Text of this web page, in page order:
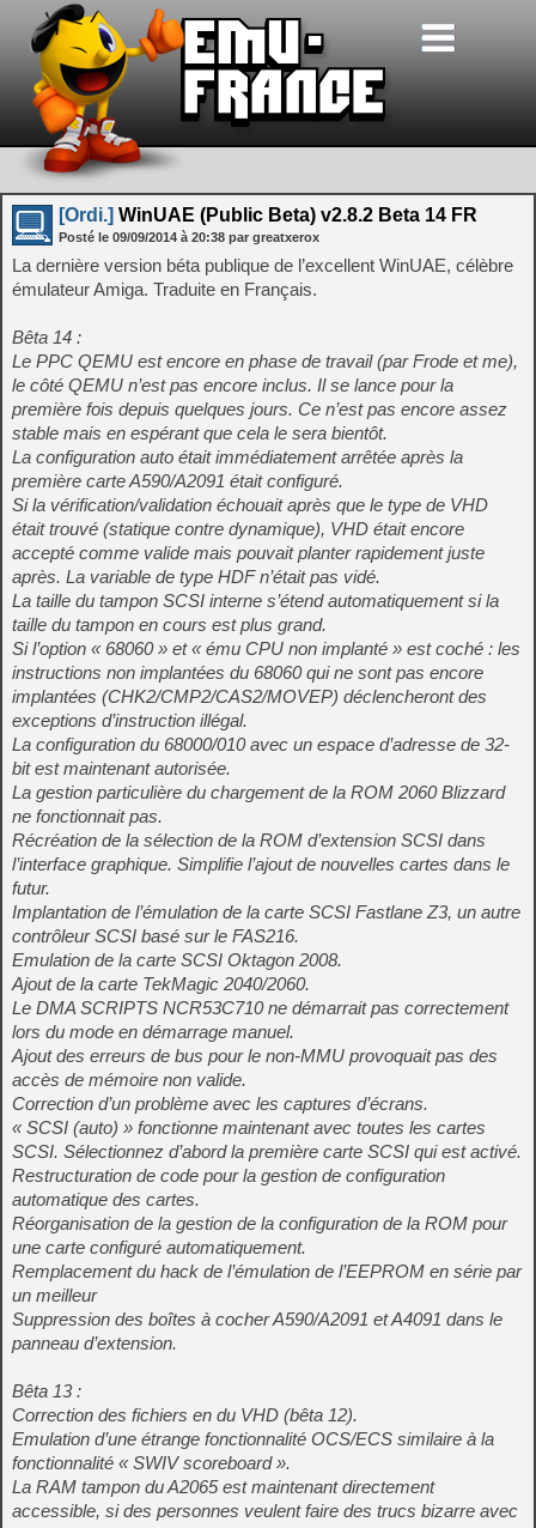
[Ordi.] WinUAE (Public Beta) v2.8.2 Beta 14 FR
Posté le 09/09/2014 à 20:38 par greatxerox
La dernière version béta publique de l’excellent WinUAE, célèbre
émulateur Amiga. Traduite en Français.
Bêta 14 :
Le PPC QEMU est encore en phase de travail (par Frode et me),
le côté QEMU n’est pas encore inclus. Il se lance pour la
première fois depuis quelques jours. Ce n’est pas encore assez
stable mais en espérant que cela le sera bientôt.
La configuration auto était immédiatement arrêtée après la
première carte A590/A2091 était configuré.
Si la vérification/validation échouait après que le type de VHD
était trouvé (statique contre dynamique), VHD était encore
accepté comme valide mais pouvait planter rapidement juste
après. La variable de type HDF n’était pas vidé.
La taille du tampon SCSI interne s’étend automatiquement si la
taille du tampon en cours est plus grand.
Si l’option « 68060 » et « ému CPU non implanté » est coché : les
instructions non implantées du 68060 qui ne sont pas encore
implantées (CHK2/CMP2/CAS2/MOVEP) déclencheront des
exceptions d’instruction illégal.
La configuration du 68000/010 avec un espace d’adresse de 32-
bit est maintenant autorisée.
La gestion particulière du chargement de la ROM 2060 Blizzard
ne fonctionnait pas.
Récréation de la sélection de la ROM d’extension SCSI dans
l’interface graphique. Simplifie l’ajout de nouvelles cartes dans le
futur.
Implantation de l’émulation de la carte SCSI Fastlane Z3, un autre
contrôleur SCSI basé sur le FAS216.
Emulation de la carte SCSI Oktagon 2008.
Ajout de la carte TekMagic 2040/2060.
Le DMA SCRIPTS NCR53C710 ne démarrait pas correctement
lors du mode en démarrage manuel.
Ajout des erreurs de bus pour le non-MMU provoquait pas des
accès de mémoire non valide.
Correction d’un problème avec les captures d’écrans.
« SCSI (auto) » fonctionne maintenant avec toutes les cartes
SCSI. Sélectionnez d’abord la première carte SCSI qui est activé.
Restructuration de code pour la gestion de configuration
automatique des cartes.
Réorganisation de la gestion de la configuration de la ROM pour
une carte configuré automatiquement.
Remplacement du hack de l’émulation de l’EEPROM en série par
un meilleur
Suppression des boîtes à cocher A590/A2091 et A4091 dans le
panneau d’extension.
Bêta 13 :
Correction des fichiers en du VHD (bêta 12).
Emulation d’une étrange fonctionnalité OCS/ECS similaire à la
fonctionnalité « SWIV scoreboard ».
La RAM tampon du A2065 est maintenant directement
accessible, si des personnes veulent faire des trucs bizarre avec